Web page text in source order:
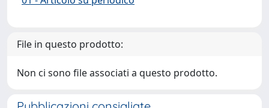
File in questo prodotto:
Non ci sono file associati a questo prodotto.